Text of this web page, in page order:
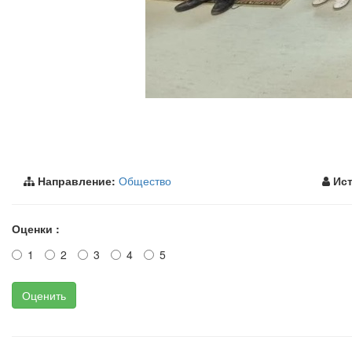
Направление: Общество
Оценки :
1
2 3 4 5
Оценить